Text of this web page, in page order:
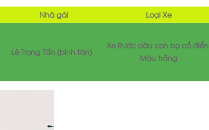
Nhà gái Loại Xe
Lê Trọng Tấn (bình tân)
Xe Rước dâu con bọ cổ điển
Màu trắng